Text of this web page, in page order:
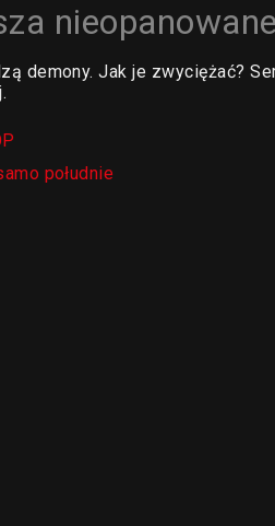
demony. Jak je zwyciężać?
południe